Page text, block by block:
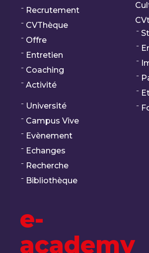
Recrutement
CVThèque
Offre
Entretien
Coaching
Activité
Université
Campus Vive
Evènement
Echanges
Recherche
Bibliothèque
e-
academy